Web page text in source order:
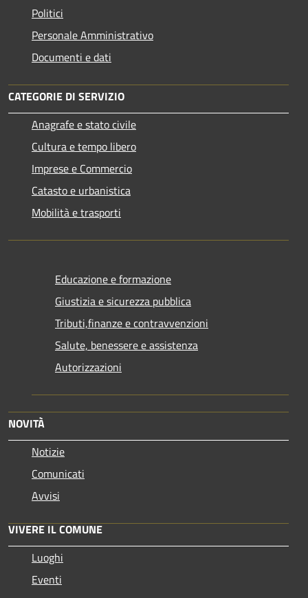
Politici
Personale Amministrativo
Documenti e dati
CATEGORIE DI SERVIZIO
Anagrafe e stato civile
Cultura e tempo libero
Imprese e Commercio
Catasto e urbanistica
Mobilità e trasporti
Educazione e formazione
Giustizia e sicurezza pubblica
Tributi,finanze e contravvenzioni
Salute, benessere e assistenza
Autorizzazioni
NOVITÀ
Notizie
Comunicati
Avvisi
VIVERE IL COMUNE
Luoghi
Eventi